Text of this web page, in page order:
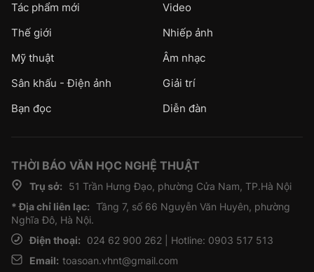
Tác phẩm mới
Video
Thế giới
Nhiếp ảnh
Mỹ thuật
Âm nhạc
Sân khấu - Điện ảnh
Giải trí
Bạn đọc
Diễn đàn
THỜI BÁO VĂN HỌC NGHỆ THUẬT
Trụ sở:
51 Trần Hưng Đạo, phường Cửa Nam, TP.Hà Nội
* Địa chỉ liên lạc: Tầng 7, số 66 Nguyễn Văn Huyên, phường
Nghĩa Đô, Hà Nội.
Điện thoại:
024 62 900 262 | Hotline: 0903 517 513
Email: toasoan.vhnt@gmail.com